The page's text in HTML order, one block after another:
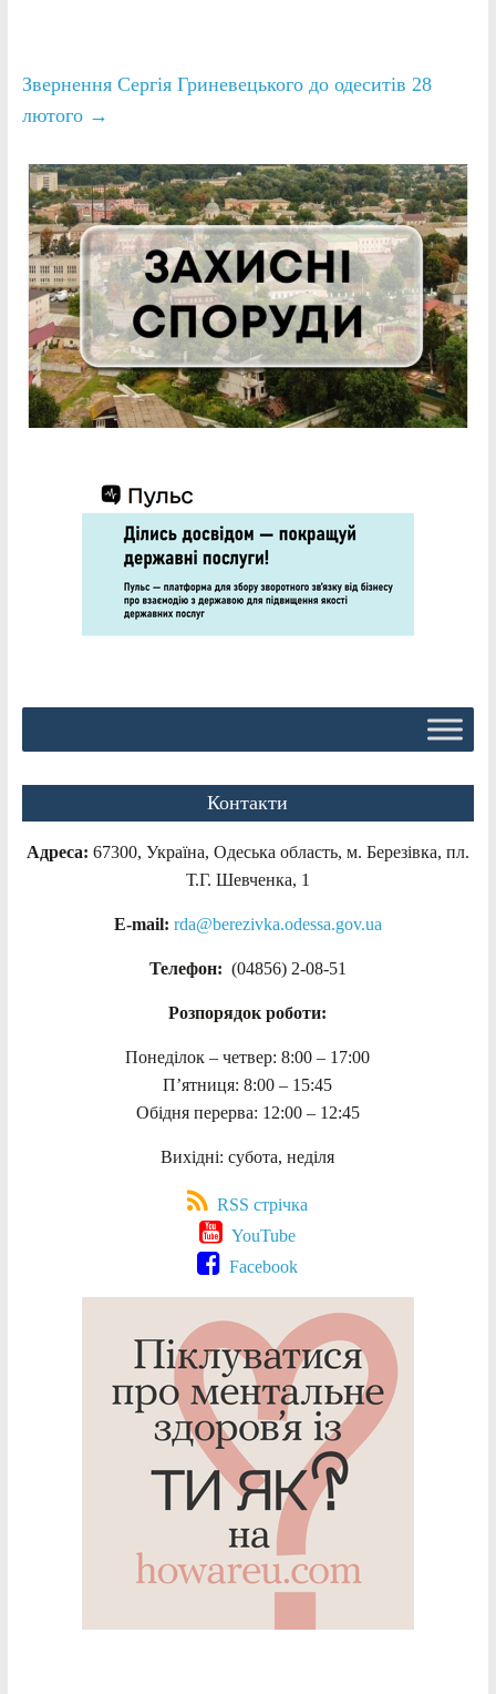
Звернення Сергія Гриневецького до одеситів 28
лютого →
Контакти
Адреса: 67300, Україна, Одеська область, м. Березівка, пл.
Т.Г. Шевченка, 1
E-mail: rda@berezivka.odessa.gov.ua
Телефон: (04856) 2-08-51
Розпорядок роботи:
Понеділок – четвер: 8:00 – 17:00
П’ятниця: 8:00 – 15:45
Обідня перерва: 12:00 – 12:45
Вихідні: субота, неділя
RSS стрічка
YouTube
Facebook